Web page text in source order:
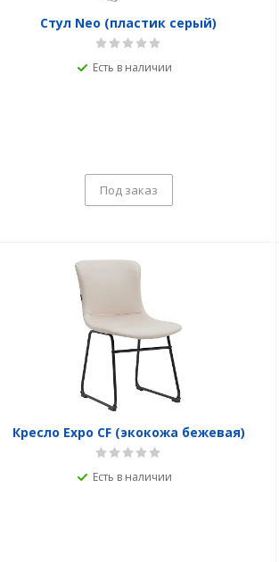
Стул Neo (пластик серый)
Есть в наличии
Под заказ
Кресло Expo CF (экокожа бежевая)
Есть в наличии